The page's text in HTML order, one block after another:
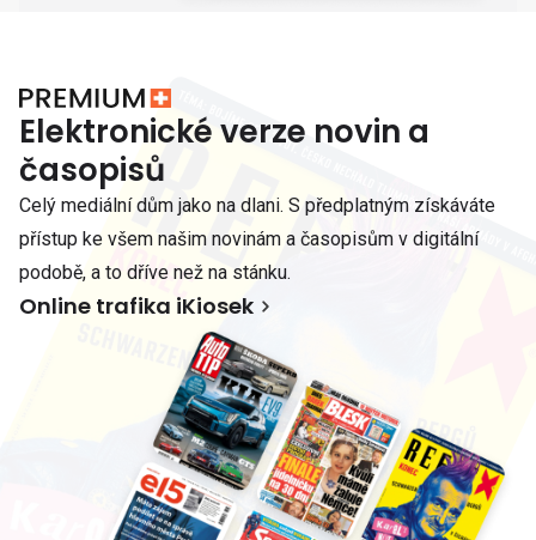
Elektronické verze novin a
časopisů
Celý mediální dům jako na dlani. S předplatným získáváte
přístup ke všem našim novinám a časopisům v digitální
podobě, a to dříve než na stánku.
Online trafika iKiosek